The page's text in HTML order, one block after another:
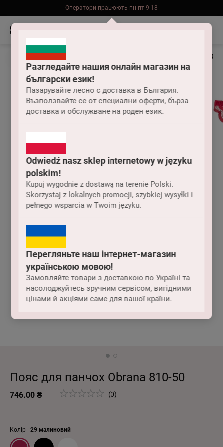
Разгледайте нашия онлайн магазин на
български език!
Пазарувайте лесно с доставка в България.
Възползвайте се от специални оферти, бърза
доставка и обслужване на роден език.
Odwiedź nasz sklep internetowy w języku
polskim!
Kupuj wygodnie z dostawą na terenie Polski.
Skorzystaj z lokalnych promocji, szybkiej wysyłki i
pełnego wsparcia w Twoim języku.
Перегляньте наш інтернет-магазин
українською мовою!
Замовляйте товари з доставкою по Україні та
насолоджуйтесь зручним сервісом, вигідними
цінами й акціями саме для вашої країни.
Оператори працюють пн-пт 9-18
Безкоштовна доставка до складу НП замовлень від 2000 грн
Пояс для панчох Obrana 810-50
746.00 ₴ (0)
Колір - 29 малиновий